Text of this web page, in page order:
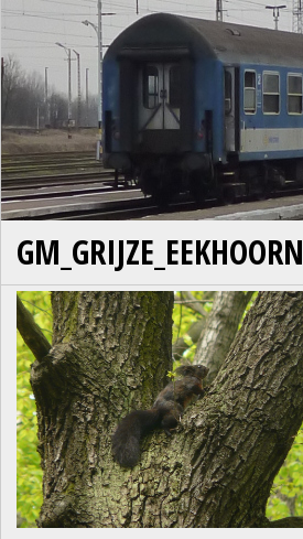
GM_GRIJZE_EEKHOORN